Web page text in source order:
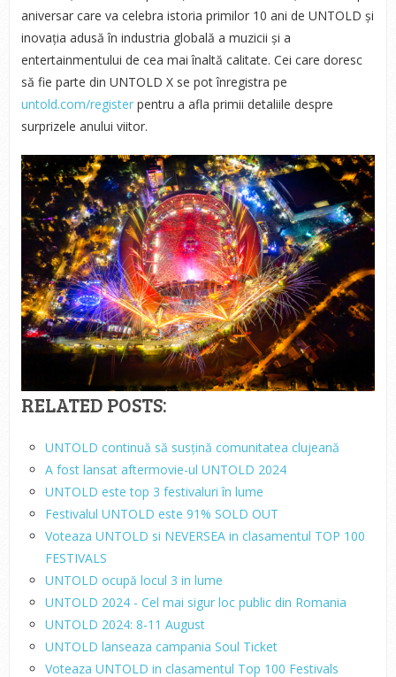
aniversar care va celebra istoria primilor 10 ani de UNTOLD și
inovația adusă în industria globală a muzicii și a
entertainmentului de cea mai înaltă calitate. Cei care doresc
să fie parte din UNTOLD X se pot înregistra pe
untold.com/registerpentru a afla primii detaliile despre
surprizele anului viitor.
RELATED POSTS:
UNTOLD continuă să susțină comunitatea clujeană
A fost lansat aftermovie-ul UNTOLD 2024
UNTOLD este top 3 festivaluri în lume
Festivalul UNTOLD este 91% SOLD OUT
Voteaza UNTOLD si NEVERSEA in clasamentul TOP 100
FESTIVALS
UNTOLD ocupă locul 3 in lume
UNTOLD 2024 - Cel mai sigur loc public din Romania
UNTOLD 2024: 8-11 August
UNTOLD lanseaza campania Soul Ticket
Voteaza UNTOLD in clasamentul Top 100 Festivals